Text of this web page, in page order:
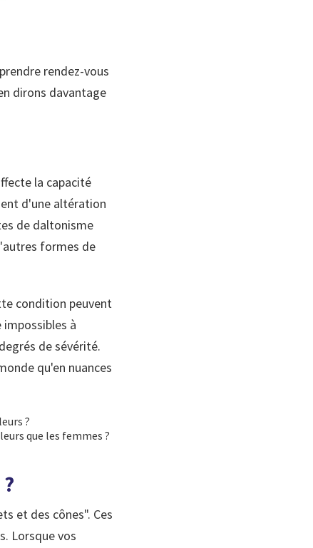
rendez-vous
dirons davantage
la capacité
d'une altération
de daltonisme
formes de
condition peuvent
à
de sévérité.
qu'en nuances
?
que les femmes ?
et des cônes". Ces
Lorsque vos